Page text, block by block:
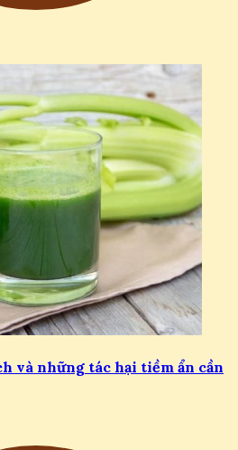
và những tác hại tiềm ẩn cần